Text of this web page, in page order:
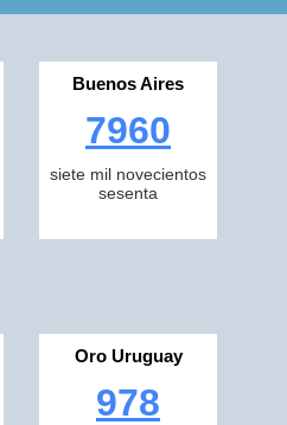
Buenos Aires
7960
siete mil novecientos
sesenta
Oro Uruguay
978